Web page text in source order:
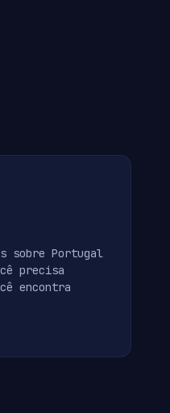
sobre Portugal
precisa
encontra